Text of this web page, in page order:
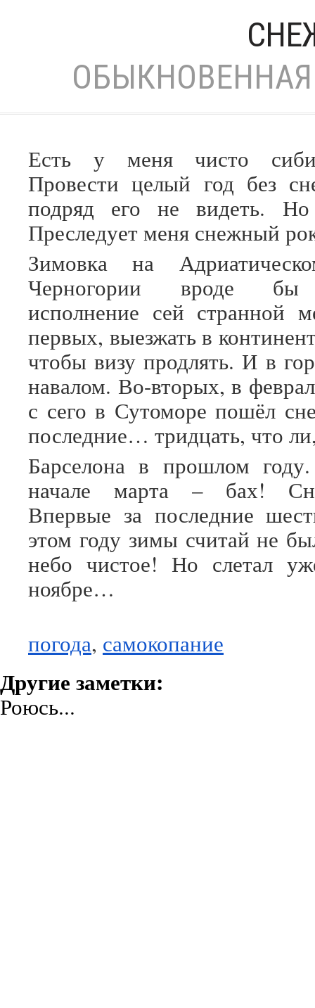
Есть у меня чисто
Провести целый год без
подряд его не видеть.
Преследует меня снежный
Зимовка на
Черногории вроде бы
исполнение сей странной
первых, выезжать в
чтобы визу продлять. И в
навалом. Во-вторых, в
с сего в Сутоморе пошёл
последние… тридцать, что
Барселона в прошлом
начале марта – бах!
Впервые за последние
этом году зимы считай не
небо чистое! Но слетал
ноябре…
погода, самокопание
Другие заметки:
Роюсь...